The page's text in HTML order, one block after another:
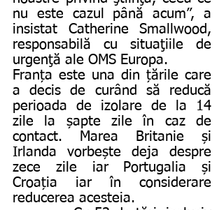
nu este cazul până acum”, a
insistat Catherine Smallwood,
responsabilă cu situaţiile de
urgenţă ale OMS Europa.
Franța este una din țările care
a decis de curând să reducă
perioada de izolare de la 14
zile la șapte zile în caz de
contact. Marea Britanie și
Irlanda vorbește deja despre
zece zile iar Portugalia și
Croația iar în considerare
reducerea acesteia.